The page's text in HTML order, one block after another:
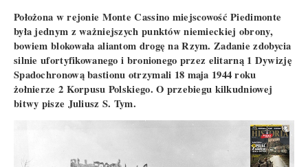
Położona w rejonie Monte Cassino miejscowość Piedimonte
była jednym z ważniejszych punktów niemieckiej obrony,
bowiem blokowała aliantom drogę na Rzym. Zadanie zdobycia
silnie ufortyfikowanego i bronionego przez elitarną 1 Dywizję
Spadochronową bastionu otrzymali 18 maja 1944 roku
żołnierze 2 Korpusu Polskiego. O przebiegu kilkudniowej
bitwy pisze Juliusz S. Tym.